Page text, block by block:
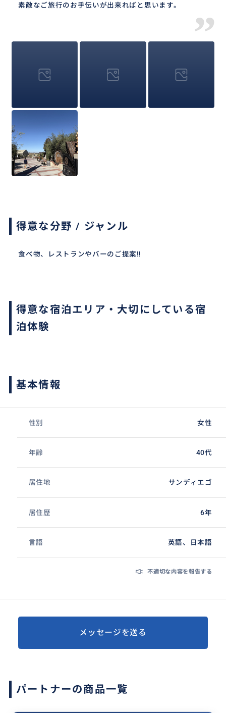
素敵なご旅行のお手伝いが出来ればと思います。
”
得意な分野 / ジャンル
食べ物、レストランやバーのご提案‼︎
得意な宿泊エリア・大切にしている宿
泊体験
基本情報
性別 女性
年齢 40代
居住地 サンディエゴ
居住歴 6年
言語 英語、日本語
不適切な内容を報告する
メッセージを送る
パートナーの商品一覧